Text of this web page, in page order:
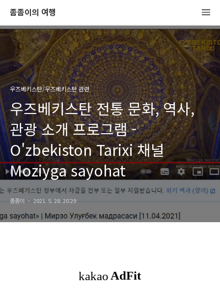
좀좀이의 여행
우즈베키스탄/우즈베키스탄 관련
우즈베키스탄 전통 문화, 역사,
관광 소개 프로그램 -
O'zbekiston Tarixi 채널
Moziyga sayohat
좀좀이 2021. 5. 28. 20:29